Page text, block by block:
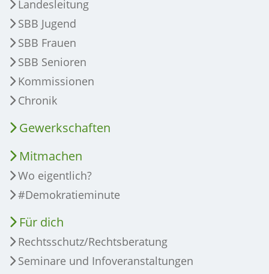
Landesleitung
SBB Jugend
SBB Frauen
SBB Senioren
Kommissionen
Chronik
Gewerkschaften
Mitmachen
Wo eigentlich?
#Demokratieminute
Für dich
Rechtsschutz/Rechtsberatung
Seminare und Infoveranstaltungen